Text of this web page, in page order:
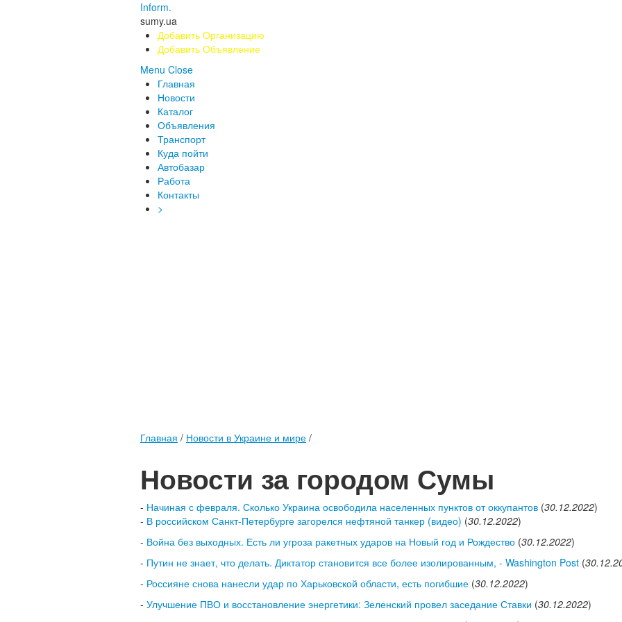
Inform.
sumy.ua
Добавить Организацию
Добавить Объявление
Menu Close
Главная
Новости
Каталог
Объявления
Транспорт
Куда пойти
Автобазар
Работа
Контакты
>
Главная / Новости в Украине и мире /
Новости за городом Сумы
- Начиная с февраля. Сколько Украина освободила населенных пунктов от оккупантов (30.12.2022)
- В российском Санкт-Петербурге загорелся нефтяной танкер (видео) (30.12.2022)
- Война без выходных. Есть ли угроза ракетных ударов на Новый год и Рождество (30.12.2022)
- Путин не знает, что делать. Диктатор становится все более изолированным, - Washington Post (
- Россияне снова нанесли удар по Харьковской области, есть погибшие (30.12.2022)
- Улучшение ПВО и восстановление энергетики: Зеленский провел заседание Ставки (30.12.2022)